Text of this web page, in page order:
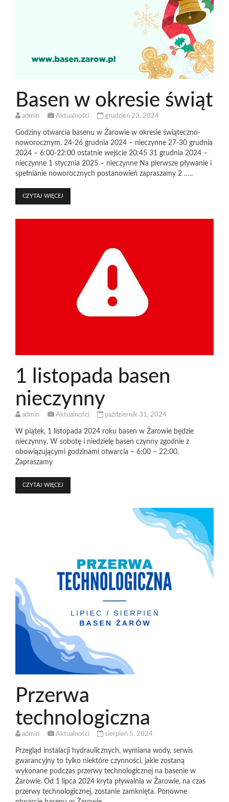
Basen w okresie świąt
admin Aktualności grudzień 23, 2024
Godziny otwarcia basenu w Żarowie w okresie świąteczno-
noworocznym. 24-26 grudnia 2024 – nieczynne 27-30 grudnia
2024 – 6:00-22:00 ostatnie wejście 20:45 31 grudnia 2024 –
nieczynne 1 stycznia 2025 – nieczynne Na pierwsze pływanie i
spełnianie noworocznych postanowień zapraszamy 2 …..
CZYTAJ WIĘCEJ
1 listopada basen
nieczynny
admin Aktualności październik 31, 2024
W piątek, 1 listopada 2024 roku basen w Żarowie będzie
nieczynny. W sobotę i niedzielę basen czynny zgodnie z
obowiązującymi godzinami otwarcia – 6:00 – 22:00.
Zapraszamy
CZYTAJ WIĘCEJ
Przerwa
technologiczna
admin Aktualności sierpień 5, 2024
Przegląd instalacji hydraulicznych, wymiana wody, serwis
gwarancyjny to tylko niektóre czynności, jakie zostaną
wykonane podczas przerwy technologicznej na basenie w
Żarowie. Od 1 lipca 2024 kryta pływalnia w Żarowie, na czas
przerwy technologicznej, zostanie zamknięta. Ponowne